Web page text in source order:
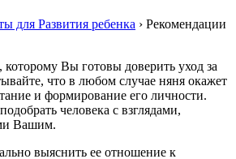
для Развития ребенка › Рекомендации
Вы готовы доверить уход за
что в любом случае няня окажет
и формирование его личности.
человека с взглядами,
Вашим.
выяснить ее отношение к